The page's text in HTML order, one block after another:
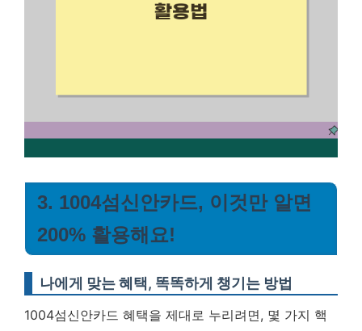
3. 1004섬신안카드, 이것만 알면
200% 활용해요!
나에게 맞는 혜택, 똑똑하게 챙기는 방법
1004섬신안카드 혜택을 제대로 누리려면, 몇 가지 핵